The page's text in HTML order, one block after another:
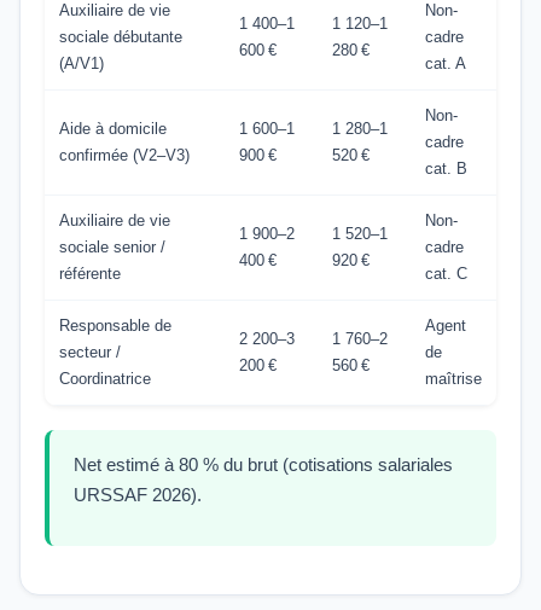
Auxiliaire de vie
sociale débutante
(A/V1)
1 400–1
600 €
1 120–1
280 €
Non-
cadre
cat. A
Aide à domicile
confirmée (V2–V3)
1 600–1
900 €
1 280–1
520 €
Non-
cadre
cat. B
Auxiliaire de vie
sociale senior /
référente
1 900–2
400 €
1 520–1
920 €
Non-
cadre
cat. C
Responsable de
secteur /
Coordinatrice
2 200–3
200 €
1 760–2
560 €
Agent
de
maîtrise
Net estimé à 80 % du brut (cotisations salariales
URSSAF 2026).